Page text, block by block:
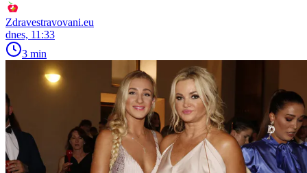
Zdravestravovani.eu
dnes, 11:33
3 min